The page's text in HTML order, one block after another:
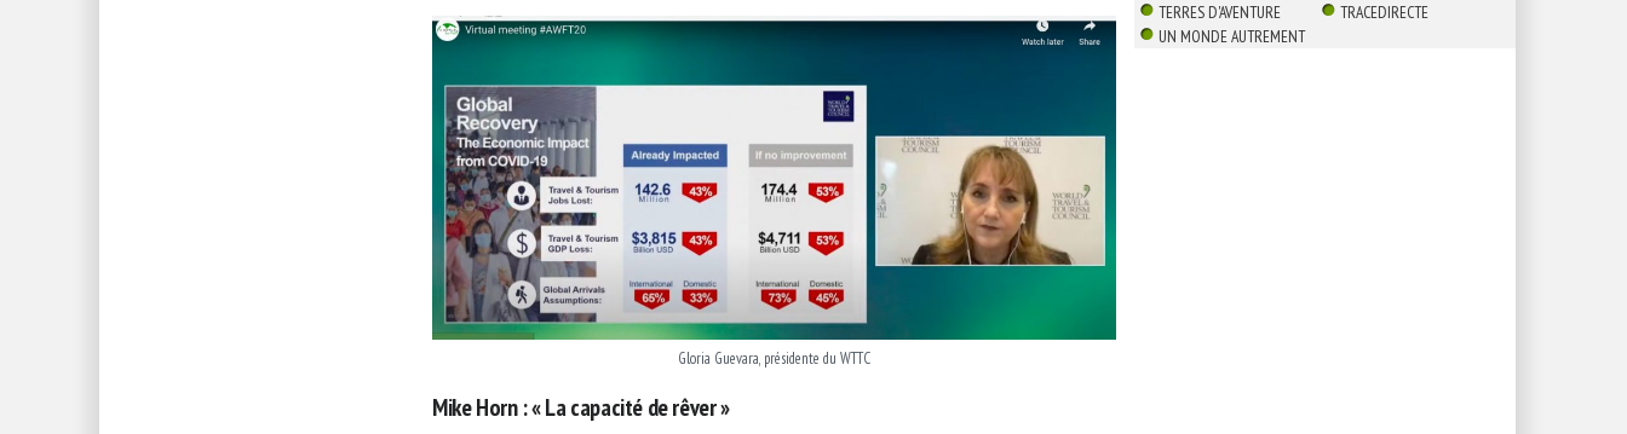
Gloria Guevara, présidente du WTTC
Mike Horn : « La capacité de rêver »
TERRES D'AVENTURE
TRACEDIRECTE
UN MONDE AUTREMENT